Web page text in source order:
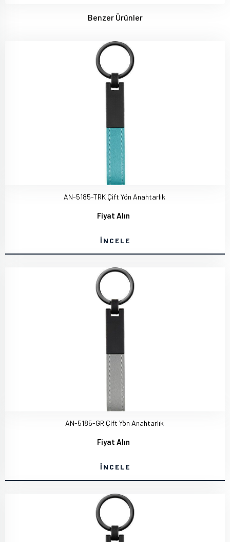
Benzer Ürünler
AN-5185-TRK Çift Yön Anahtarlık
Fiyat Alın
İNCELE
AN-5185-GR Çift Yön Anahtarlık
Fiyat Alın
İNCELE